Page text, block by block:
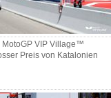
MotoGP VIP Village™
Preis von Katalonien